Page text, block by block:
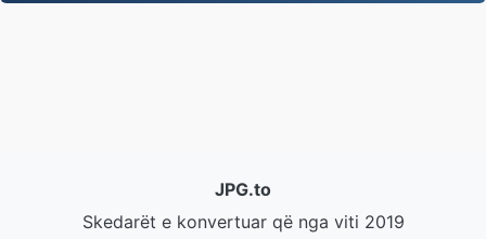
JPG.to
Skedarët e konvertuar që nga viti 2019